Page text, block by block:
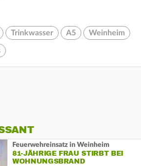
Trinkwasser A5 Weinheim
Feuerwehreinsatz in Weinheim
81-JÄHRIGE FRAU STIRBT BEI
WOHNUNGSBRAND